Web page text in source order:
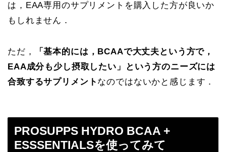
は，EAA専用のサプリメントを購入した方が良いか
もしれません．
ただ，
「基本的には，BCAAで大丈夫という方で，
EAA成分も少し摂取したい」という方のニーズには
合致するサプリメント なのではないかと感じます．
PROSUPPS HYDRO BCAA +
ESSSENTIALSを使ってみて